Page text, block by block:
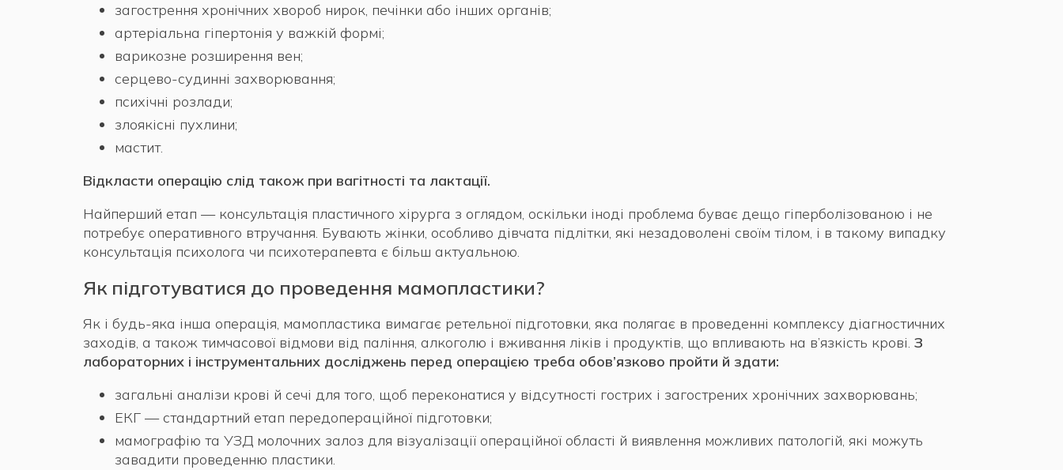
загострення хронічних хвороб нирок, печінки або інших органів;
артеріальна гіпертонія у важкій формі;
варикозне розширення вен;
серцево-судинні захворювання;
психічні розлади;
злоякісні пухлини;
мастит.
Відкласти операцію слід також при вагітності та лактації.
Найперший етап — консультація пластичного хірурга з оглядом, оскільки іноді проблема буває дещо гіперболізованою і не
потребує оперативного втручання. Бувають жінки, особливо дівчата підлітки, які незадоволені своїм тілом, і в такому випадку
консультація психолога чи психотерапевта є більш актуальною.
Як підготуватися до проведення мамопластики?
Як і будь-яка інша операція, мамопластика вимагає ретельної підготовки, яка полягає в проведенні комплексу діагностичних
заходів, а також тимчасової відмови від паління, алкоголю і вживання ліків і продуктів, що впливають на в’язкість крові. З
лабораторних і інструментальних досліджень перед операцією треба обов’язково пройти й здати:
загальні аналізи крові й сечі для того, щоб переконатися у відсутності гострих і загострених хронічних захворювань;
ЕКГ — стандартний етап передопераційної підготовки;
мамографію та УЗД молочних залоз для візуалізації операційної області й виявлення можливих патологій, які можуть
завадити проведенню пластики.